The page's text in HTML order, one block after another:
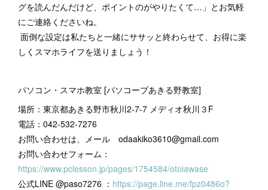
グを読んだんだけど、ポイントのがやりたくて…」とお気軽
にご連絡くださいね。
面倒な設定は私たちと一緒にササッと終わらせて、お得に楽
しくスマホライフを送りましょう！
パソコン・スマホ教室 [パソコープあきる野教室]
場所：東京都あきる野市秋川2-7-7 メディオ秋川３F
電話：042-532-7276
お問い合わせは、メール odaakiko3610@gmail.com
お問い合わせフォーム：
https://www.pclesson.jp/pages/1754584/otoiawase
公式LINE @paso7276 ： https://page.line.me/fpz0486o?